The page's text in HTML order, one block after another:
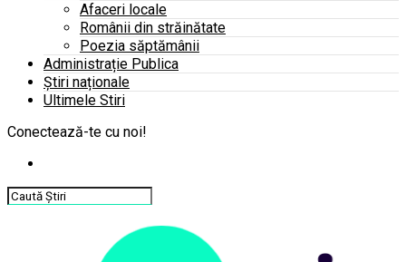
Afaceri locale
Românii din străinătate
Poezia săptămânii
Administrație Publica
Știri naționale
Ultimele Stiri
Conectează-te cu noi!